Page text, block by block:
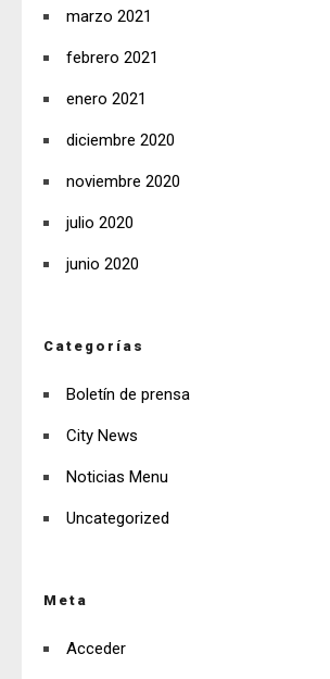
marzo 2021
febrero 2021
enero 2021
diciembre 2020
noviembre 2020
julio 2020
junio 2020
Categorías
Boletín de prensa
City News
Noticias Menu
Uncategorized
Meta
Acceder